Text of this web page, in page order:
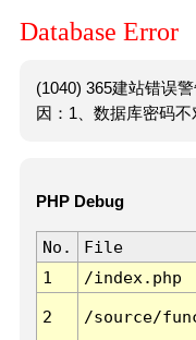
Database Error
(1040) 365建站错误
因：1、数据库密码不
PHP Debug
No. File
1
/index.php
2 /source/